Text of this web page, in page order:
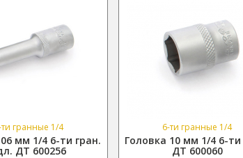
ти гранные 1/4
мм 1/4 6-ти гран.
ДТ 600256
6-ти гранные 1/4
Головка 10 мм 1/4 6-ти
ДТ 600060